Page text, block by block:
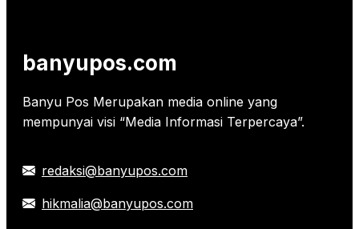
banyupos.com
Banyu Pos Merupakan media online yang
mempunyai visi “Media Informasi Terpercaya”.
redaksi@banyupos.com
hikmalia@banyupos.com